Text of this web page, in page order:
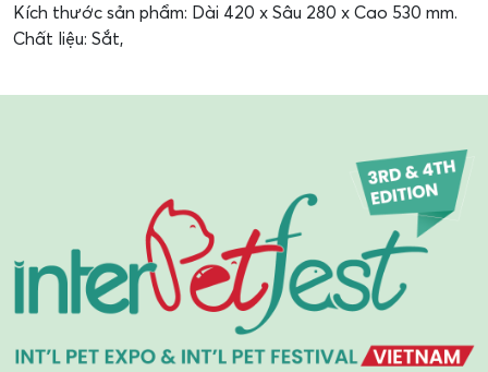
Kích thước sản phẩm: Dài 420 x Sâu 280 x Cao 530 mm.
Chất liệu: Sắt,